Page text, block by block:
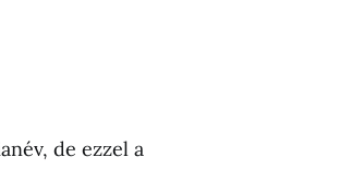
de ezzel a